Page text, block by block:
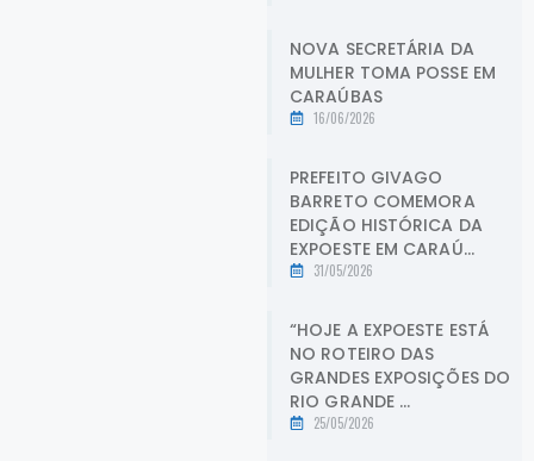
NOVA SECRETÁRIA DA
MULHER TOMA POSSE EM
CARAÚBAS
16/06/2026
PREFEITO GIVAGO
BARRETO COMEMORA
EDIÇÃO HISTÓRICA DA
EXPOESTE EM CARAÚ...
31/05/2026
“HOJE A EXPOESTE ESTÁ
NO ROTEIRO DAS
GRANDES EXPOSIÇÕES DO
RIO GRANDE ...
25/05/2026